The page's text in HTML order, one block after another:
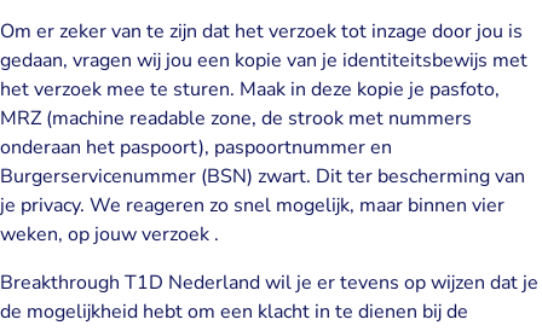
Om er zeker van te zijn dat het verzoek tot inzage door jou is
gedaan, vragen wij jou een kopie van je identiteitsbewijs met
het verzoek mee te sturen. Maak in deze kopie je pasfoto,
MRZ (machine readable zone, de strook met nummers
onderaan het paspoort), paspoortnummer en
Burgerservicenummer (BSN) zwart. Dit ter bescherming van
je privacy. We reageren zo snel mogelijk, maar binnen vier
weken, op jouw verzoek .
Breakthrough T1D Nederland wil je er tevens op wijzen dat je
de mogelijkheid hebt om een klacht in te dienen bij de